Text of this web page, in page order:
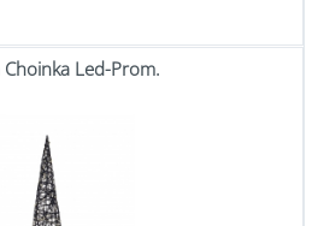
Led-Prom.